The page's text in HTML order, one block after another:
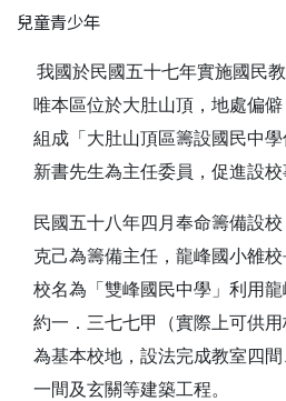
兒童青少年
我國於民國五十七年實施國民
唯本區位於大肚山頂，地處偏
組成「大肚山頂區籌設國民中
新書先生為主任委員，促進設校
民國五十八年四月奉命籌備設
克己為籌備主任，龍峰國小雒
校名為「雙峰國民中學」利用
約一．三七七甲（實際上可供用
為基本校地，設法完成教室四
一間及玄關等建築工程。